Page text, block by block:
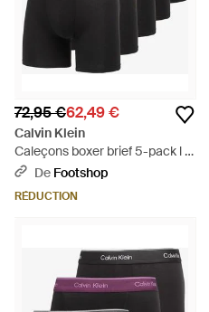
72,95 €62,49 €
Calvin Klein
Caleçons boxer brief 5-pack l -
NoirDe Footshop
RÉDUCTION